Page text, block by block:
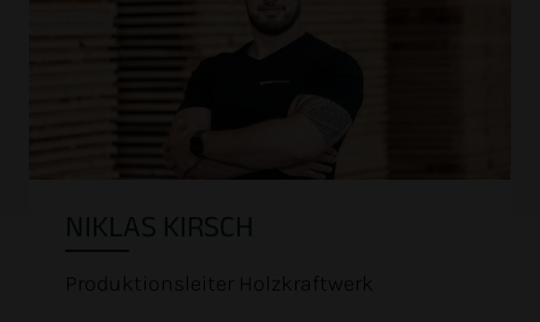
NIKLAS KIRSCH
Produktionsleiter Holzkraftwerk